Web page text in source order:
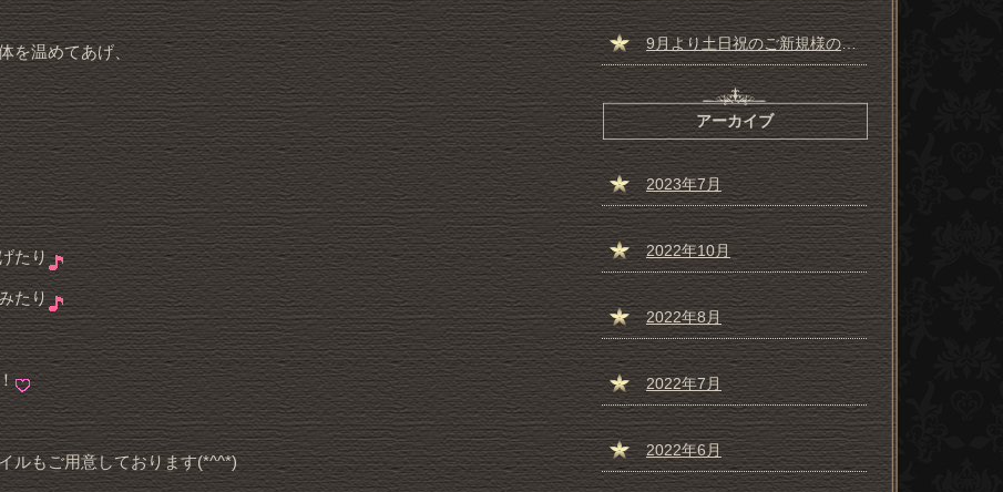
を温めてあげ、
たり
たり
ルもご用意しております(*^^*)
9月より土日祝のご新規様の受付一時停止のお知らせ
アーカイブ
2023年7月
2022年10月
2022年8月
2022年7月
2022年6月